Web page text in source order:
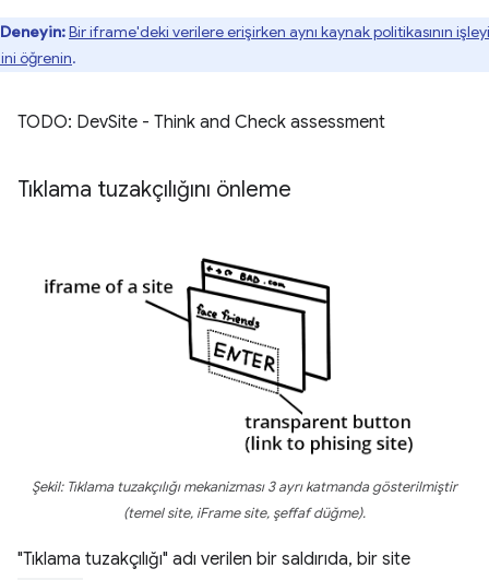
Deneyin:Bir iframe'deki verilere erişirken aynı kaynak politikasının
öğrenin.
TODO: DevSite - Think and Check assessment
Tıklama tuzakçılığını önleme
Şekil: Tıklama tuzakçılığı mekanizması 3 ayrı katmanda gösterilmiştir
(temel site, iFrame site, şeffaf düğme).
"Tıklama tuzakçılığı" adı verilen bir saldırıda, bir site